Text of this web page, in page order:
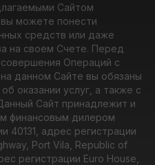
Сайтом
можете понести
средств или даже
на своем Счете. Перед
Операций с
данном Сайте вы обязаны
оказании услуг, а также с
Сайт принадлежит и
финансовым дилером
40131, адрес регистрации
Port Vila, Republic of
регистрации Euro House,